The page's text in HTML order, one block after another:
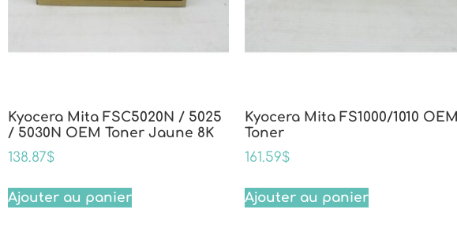
Kyocera Mita FSC5020N / 5025
/ 5030N OEM Toner Jaune 8K
138.87$
Ajouter au panier
Kyocera Mita FS1000/1010 OEM
Toner
161.59$
Ajouter au panier